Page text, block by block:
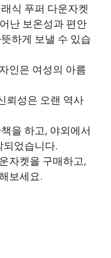
식 푸퍼 다운자켓
난 보온성과 편안
하게 보낼 수 있습
인은 여성의 아름
뢰성은 오랜 역사
을 하고, 야외에서
되었습니다.
자켓을 구매하고,
보세요.